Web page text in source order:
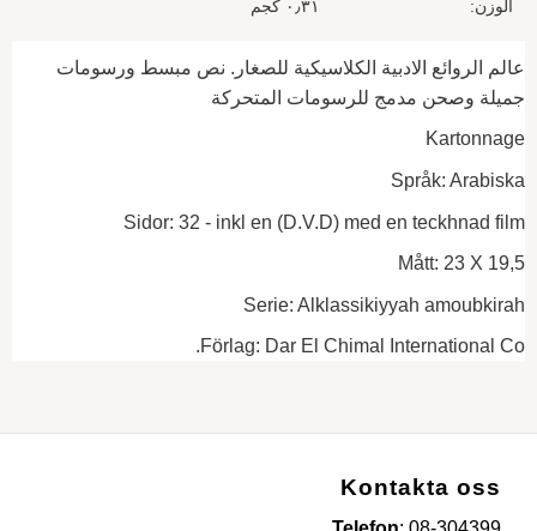
الوزن
٠٫٣١ كجم
عالم الروائع الادبية الكلاسيكية للصغار. نص مبسط ورسومات
جميلة وصحن مدمج للرسومات المتحركة
Kartonnage
Språk: Arabiska
Sidor: 32 - inkl en (D.V.D) med en teckhnad film
Mått: 23 X 19,5
Serie: Alklassikiyyah amoubkirah
Förlag: Dar El Chimal International Co.
Kontakta oss